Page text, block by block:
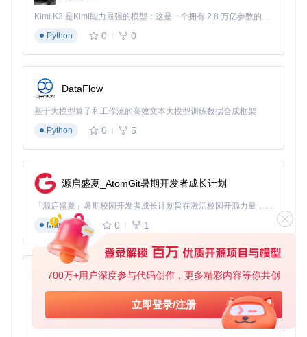
700万+用户深度参与代码创作，更多精彩内容等你共创
立即登录/注册
进阶技巧体系：效率提升策略
网络优化建议
选择合适的下载时段：选择网络状况良好的时段进行大文件
下载，避免网络拥堵。
合理设置同时下载任务数量
理设置同时下载的任务数量，避免影响下载速度。
定期清理下载缓存：定期清理下载缓存，释放存储空间，提
大文件断点续传技巧
接后，继续从断点处下载，避免重新下载整个文件。
多格式文件管理方案
工具会自动组织下载的文件结构，确保不同类型的文档得到合
理分类。PDF文件、图像文件和其他格式都会被妥善处理，方
便用户进行管理和查找。
资源评估矩阵：文件质量/大小/适用性三维分析
学术研究、长期保存
日常阅读、一般参考
Kimi K3 是Kimi能力最强的模型：这是一个拥有 2.8 万亿参数的混合专家（MoE）模型，具备原生视觉理解能力，并支持 100 万 token 的上下文窗口。
Python
0 0
DataFlow
基于大模型算子和工作流的高效文本大模型训练数据合成框架
Python
0 5
源启盛夏_AtomGit暑期开发者成长计划
「源启盛夏」暑期校园开发者成长计划旨在激活校园开源力量，通过积分激励、认证扶持、资源倾斜等形式，引导高校组织和开发者完成「入驻 — 建项目 — 做贡献 — 获认证 — 得资源」的完整闭环。无论你是想带领社团入驻平台的组织者，还是希望用代码贡献证明自己的开发者，都能在这里找到属于你的成长路径。
Markdown
0 1
py-xiaozhi
基于Python的Xiaozhi AI，适用于想要完整Xiaozhi体验而无需拥有专用硬件的用户。
Python
0 1